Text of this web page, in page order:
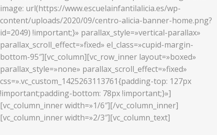
image: url(https://www.escuelainfantilalicia.es/wp-
content/uploads/2020/09/centro-alicia-banner-home.png?
id=2049) !important;}» parallax_style=»vertical-parallax»
parallax_scroll_effect=»fixed» el_class=»cupid-margin-
bottom-95″][vc_column][vc_row_inner layout=»boxed»
parallax_style=»none» parallax_scroll_effect=»fixed»
css=».vc_custom_1425263113761{padding-top: 127px
!important;padding-bottom: 78px !important;}»]
[vc_column_inner width=»1/6″][/vc_column_inner]
[vc_column_inner width=»2/3″][vc_column_text]